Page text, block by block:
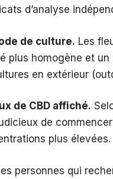
d’analyse
de culture. Les
plus homogène et
en extérieur
de CBD affiché.
de
plus élevées.
personnes qui